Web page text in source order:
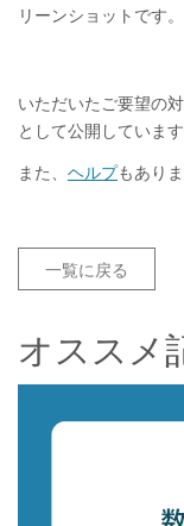
リーンショットです。
いただいたご要望の
として公開しています
また、 ヘルプもあり
一覧に戻る
オススメ